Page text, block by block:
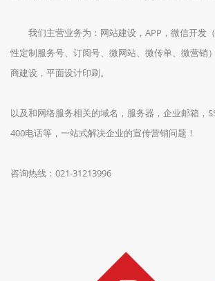
我们主营业务为：网站建设，APP，微信开发
性定制服务号、订阅号、微网站、微传单、微营销
商建设，平面设计印刷。
以及和网络服务相关的域名，服务器，企业邮箱，
400电话等，一站式解决企业的宣传营销问题！
咨询热线：021-31213996